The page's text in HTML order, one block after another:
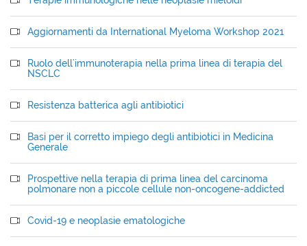
Aggiornamenti da International Myeloma Workshop 2021
Ruolo dell'immunoterapia nella prima linea di terapia del
NSCLC
Resistenza batterica agli antibiotici
Basi per il corretto impiego degli antibiotici in Medicina
Generale
Prospettive nella terapia di prima linea del carcinoma
polmonare non a piccole cellule non-oncogene-addicted
Covid-19 e neoplasie ematologiche